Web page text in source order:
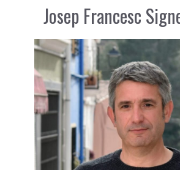
Josep Francesc